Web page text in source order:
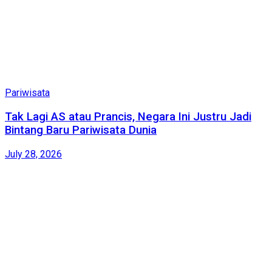
Pariwisata
Tak Lagi AS atau Prancis, Negara Ini Justru Jadi
Bintang Baru Pariwisata Dunia
July 28, 2026